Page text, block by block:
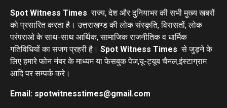
Spot Witness Times राज्य, देश और दुनियाभर की सभी मुख्य खबरों
को प्रसारित करता है। उत्तराखण्ड की लोक संस्कृति, विरासतों, लोक
परंपराओ के साथ-साथ आर्थिक, सामाजिक राजनीतिक व धार्मिक
गतिविधियों का सजग प्रहरी है। Spot Witness Times से जुड़ने के
लिए हमारे फोन नंबर के माध्यम या फेसबुक पेज,यू-ट्यूब चैनल,इंस्टाग्राम
आदि पर सम्पर्क करे।
Email: spotwitnesstimes@gmail.com